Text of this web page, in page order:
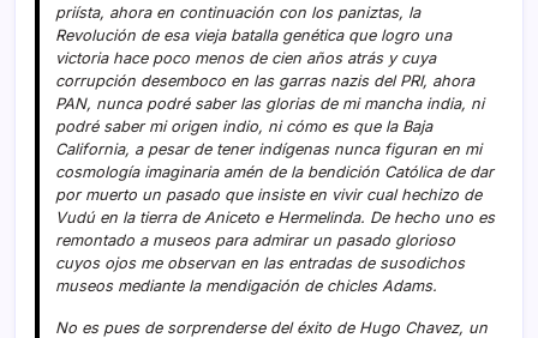
prií­sta, ahora en continuación con los paniztas, la
Revolución de esa vieja batalla genética que logro una
victoria hace poco menos de cien años atrás y cuya
corrupción desemboco en las garras nazis del PRI, ahora
PAN, nunca podré saber las glorias de mi mancha india, ni
podré saber mi origen indio, ni cómo es que la Baja
California, a pesar de tener indí­genas nunca figuran en mi
cosmologí­a imaginaria amén de la bendición Católica de dar
por muerto un pasado que insiste en vivir cual hechizo de
Vudú en la tierra de Aniceto e Hermelinda. De hecho uno es
remontado a museos para admirar un pasado glorioso
cuyos ojos me observan en las entradas de susodichos
museos mediante la mendigación de chicles Adams.
No es pues de sorprenderse del éxito de Hugo Chavez, un